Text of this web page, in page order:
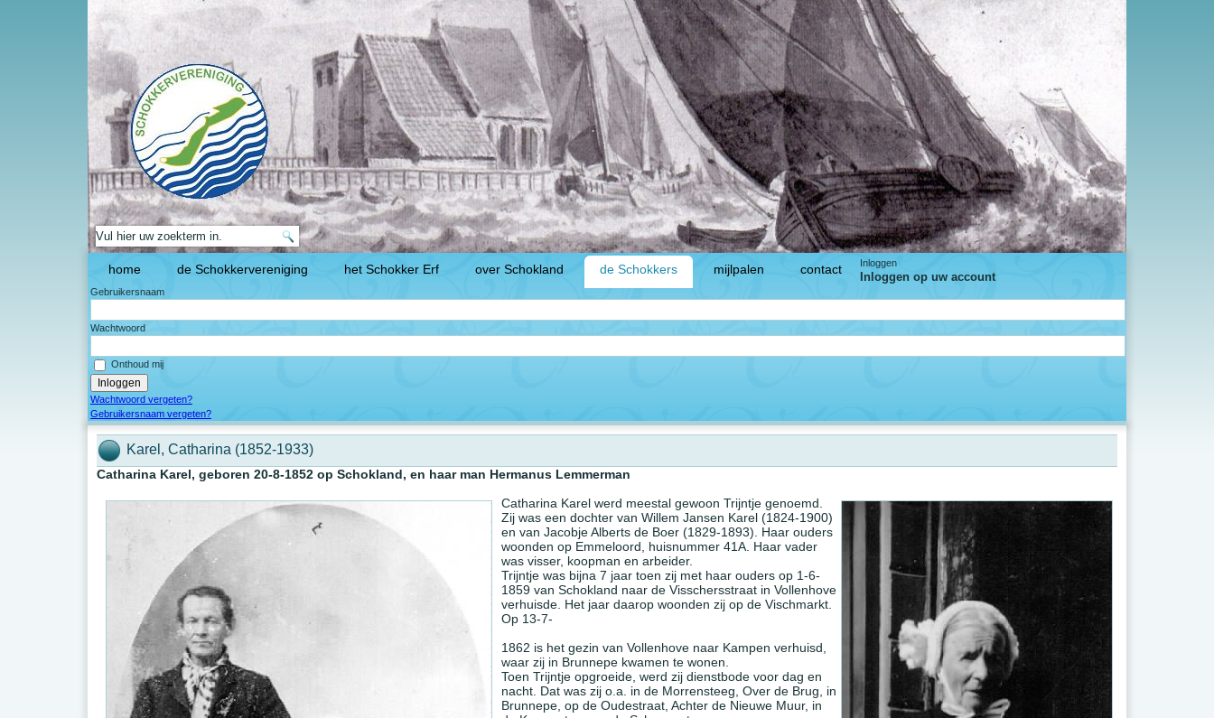
home de Schokkervereniging het Schokker Erf over Schokland de Schokkers mijlpalen contact Inloggen
Inloggen op uw account
Gebruikersnaam
Wachtwoord
Onthoud mij
Wachtwoord vergeten?
Gebruikersnaam vergeten?
Karel, Catharina (1852-1933)
Catharina Karel, geboren 20-8-1852 op Schokland, en haar man Hermanus Lemmerman
Catharina Karel werd meestal gewoon Trijntje genoemd.
Zij was een dochter van Willem Jansen Karel (1824-1900)
en van Jacobje Alberts de Boer (1829-1893). Haar ouders
woonden op Emmeloord, huisnummer 41A. Haar vader
was visser, koopman en arbeider.
Trijntje was bijna 7 jaar toen zij met haar ouders op 1-6-
1859 van Schokland naar de Visschersstraat in Vollenhove
verhuisde. Het jaar daarop woonden zij op de Vischmarkt.
Op 13-7-
1862 is het gezin van Vollenhove naar Kampen verhuisd,
waar zij in Brunnepe kwamen te wonen.
Toen Trijntje opgroeide, werd zij dienstbode voor dag en
nacht. Dat was zij o.a. in de Morrensteeg, Over de Brug, in
Brunnepe, op de Oudestraat, Achter de Nieuwe Muur, in